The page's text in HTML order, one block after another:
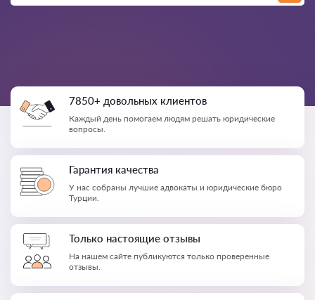
7850+ довольных клиентов
Каждый день помогаем людям решать юридические
вопросы.
Гарантия качества
У нас собраны лучшие адвокаты и юридические бюро
Турции.
Только настоящие отзывы
На нашем сайте публикуются только проверенные
отзывы.